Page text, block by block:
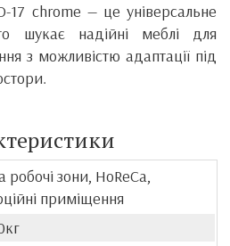
17 chrome — це універсальне
шукає надійні меблі для
з можливістю адаптації під
робочі зони, HoReCa,
приміщення